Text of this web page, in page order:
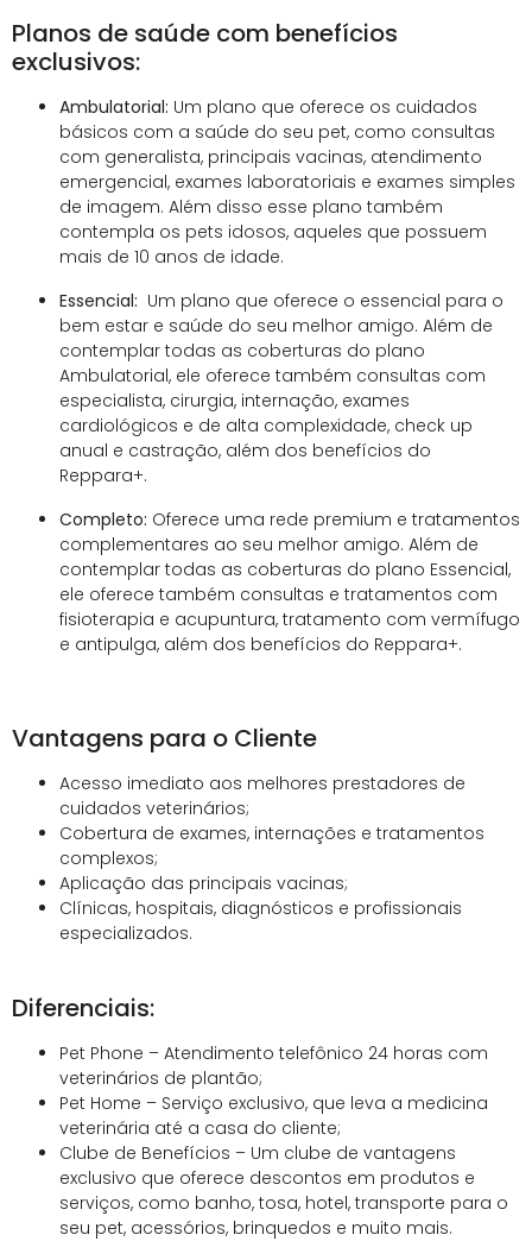
Planos de saúde com benefícios
exclusivos:
Ambulatorial: Um plano que oferece os cuidados
básicos com a saúde do seu pet, como consultas
com generalista, principais vacinas, atendimento
emergencial, exames laboratoriais e exames simples
de imagem. Além disso esse plano também
contempla os pets idosos, aqueles que possuem
mais de 10 anos de idade.
Essencial: Um plano que oferece o essencial para o
bem estar e saúde do seu melhor amigo. Além de
contemplar todas as coberturas do plano
Ambulatorial, ele oferece também consultas com
especialista, cirurgia, internação, exames
cardiológicos e de alta complexidade, check up
anual e castração, além dos benefícios do
Reppara+.
Completo: Oferece uma rede premium e tratamentos
complementares ao seu melhor amigo. Além de
contemplar todas as coberturas do plano Essencial,
ele oferece também consultas e tratamentos com
fisioterapia e acupuntura, tratamento com vermífugo
e antipulga, além dos benefícios do Reppara+.
Vantagens para o Cliente
Acesso imediato aos melhores prestadores de
cuidados veterinários;
Cobertura de exames, internações e tratamentos
complexos;
Aplicação das principais vacinas;
Clínicas, hospitais, diagnósticos e profissionais
especializados.
Diferenciais:
Pet Phone – Atendimento telefônico 24 horas com
veterinários de plantão;
Pet Home – Serviço exclusivo, que leva a medicina
veterinária até a casa do cliente;
Clube de Benefícios – Um clube de vantagens
exclusivo que oferece descontos em produtos e
serviços, como banho, tosa, hotel, transporte para o
seu pet, acessórios, brinquedos e muito mais.